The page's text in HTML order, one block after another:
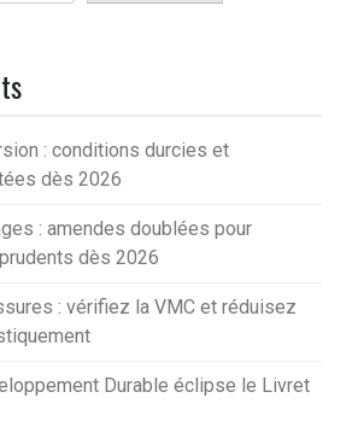
: conditions durcies et
dès 2026
: amendes doublées pour
dès 2026
: vérifiez la VMC et réduisez
Durable éclipse le Livret